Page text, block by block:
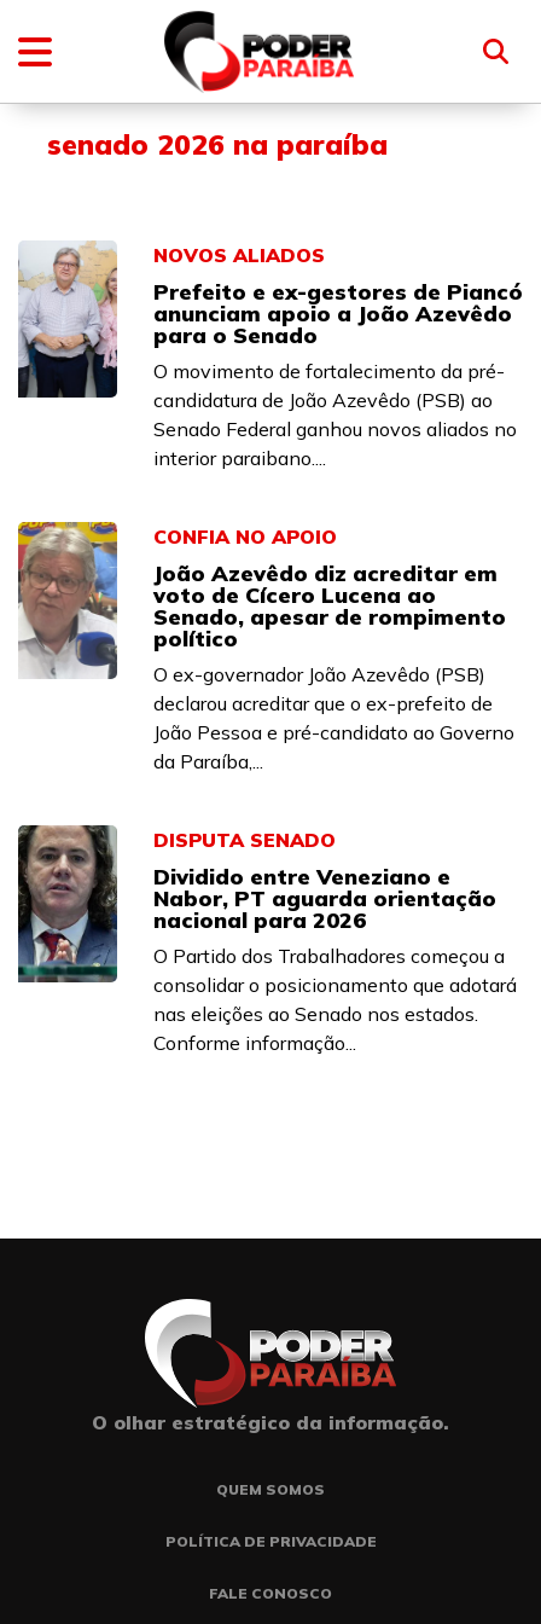
senado 2026 na paraíba
NOVOS ALIADOS
Prefeito e ex-gestores de Piancó
anunciam apoio a João Azevêdo
para o Senado
O movimento de fortalecimento da pré-
candidatura de João Azevêdo (PSB) ao
Senado Federal ganhou novos aliados no
interior paraibano....
CONFIA NO APOIO
João Azevêdo diz acreditar em
voto de Cícero Lucena ao
Senado, apesar de rompimento
político
O ex-governador João Azevêdo (PSB)
declarou acreditar que o ex-prefeito de
João Pessoa e pré-candidato ao Governo
da Paraíba,...
DISPUTA SENADO
Dividido entre Veneziano e
Nabor, PT aguarda orientação
nacional para 2026
O Partido dos Trabalhadores começou a
consolidar o posicionamento que adotará
nas eleições ao Senado nos estados.
Conforme informação...
O olhar estratégico da informação.
QUEM SOMOS
POLÍTICA DE PRIVACIDADE
FALE CONOSCO